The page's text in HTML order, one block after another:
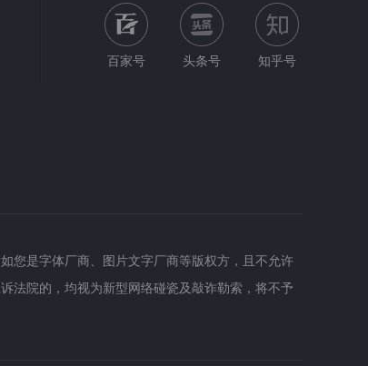
百家号 头条号 知乎号
您是字体厂商、图片文字厂商等版权方，且不允许
法院的，均视为新型网络碰瓷及敲诈勒索，将不予